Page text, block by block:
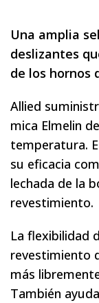
Una amplia
deslizantes
de los hornos
Allied
mica Elmelin
temperatura.
su eficacia
lechada de la
revestimiento.
La flexibilidad
revestimiento
más
También